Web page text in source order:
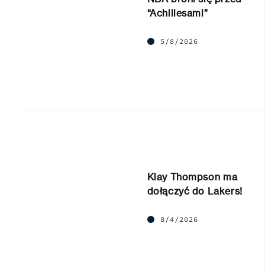
“Achillesami”
5/8/2026
Klay Thompson ma
dołączyć do Lakers!
8/4/2026